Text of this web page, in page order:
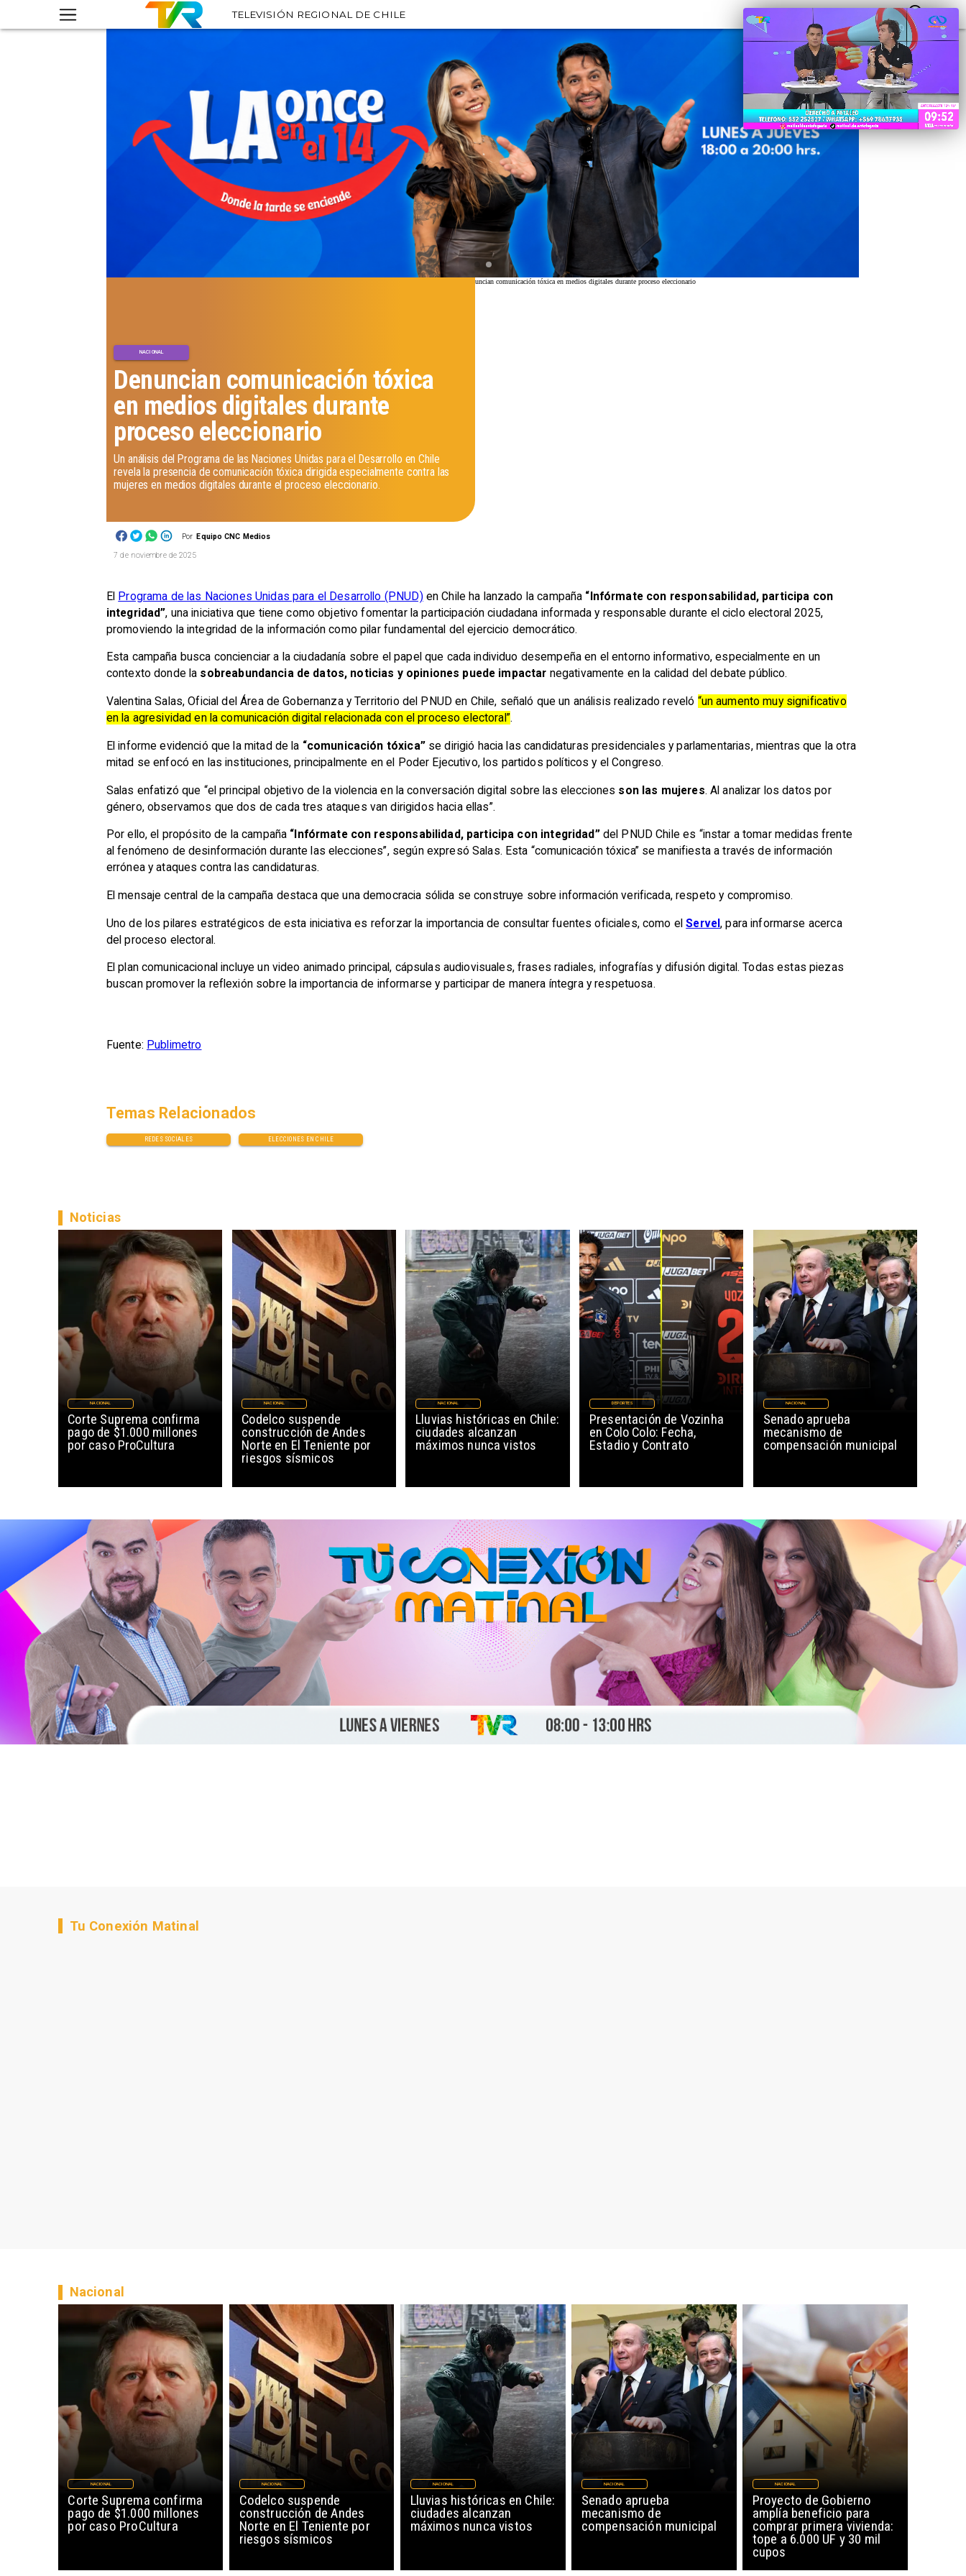
TELEVISIÓN REGIONAL DE CHILE
Por Equipo CNC Medios
Denuncian comunicación tóxica
en medios digitales durante
proceso eleccionario
NACIONAL
Un análisis del Programa de las Naciones Unidas para el Desarrollo en Chile
revela la presencia de comunicación tóxica dirigida especialmente contra las
mujeres en medios digitales durante el proceso eleccionario.
7 de noviembre de 2025
El Programa de las Naciones Unidas para el Desarrollo (PNUD)en Chile ha lanzado la campaña “Infórmate con responsabilidad, participa con
integridad”, una iniciativa que tiene como objetivo fomentar la participación ciudadana informada y responsable durante el ciclo electoral 2025,
promoviendo la integridad de la información como pilar fundamental del ejercicio democrático.
Esta campaña busca concienciar a la ciudadanía sobre el papel que cada individuo desempeña en el entorno informativo, especialmente en un
contexto donde la sobreabundancia de datos, noticias y opiniones puede impactar negativamente en la calidad del debate público.
Valentina Salas, Oficial del Área de Gobernanza y Territorio del PNUD en Chile, señaló que un análisis realizado reveló “un aumento muy significativo
en la agresividad en la comunicación digital relacionada con el proceso electoral”.
El informe evidenció que la mitad de la “comunicación tóxica”se dirigió hacia las candidaturas presidenciales y parlamentarias, mientras que la otra
mitad se enfocó en las instituciones, principalmente en el Poder Ejecutivo, los partidos políticos y el Congreso.
Salas enfatizó que “el principal objetivo de la violencia en la conversación digital sobre las elecciones son las mujeres. Al analizar los datos por
género, observamos que dos de cada tres ataques van dirigidos hacia ellas”.
Por ello, el propósito de la campaña “Infórmate con responsabilidad, participa con integridad”del PNUD Chile es “instar a tomar medidas frente
al fenómeno de desinformación durante las elecciones”, según expresó Salas. Esta “comunicación tóxica” se manifiesta a través de información
errónea y ataques contra las candidaturas.
El mensaje central de la campaña destaca que una democracia sólida se construye sobre información verificada, respeto y compromiso.
Uno de los pilares estratégicos de esta iniciativa es reforzar la importancia de consultar fuentes oficiales, como elServel, para informarse acerca
del proceso electoral.
El plan comunicacional incluye un video animado principal, cápsulas audiovisuales, frases radiales, infografías y difusión digital. Todas estas piezas
buscan promover la reflexión sobre la importancia de informarse y participar de manera íntegra y respetuosa.
Fuente: Publimetro
REDES SOCIALES ELECCIONES EN CHILE
Temas Relacionados
Corte Suprema confirma
pago de $1.000 millones
por caso ProCultura
NACIONAL
Noticias
Codelco suspende
construcción de Andes
Norte en El Teniente por
riesgos sísmicos
NACIONAL
Lluvias históricas en Chile:
ciudades alcanzan
máximos nunca vistos
NACIONAL
Presentación de Vozinha
en Colo Colo: Fecha,
Estadio y Contrato
DEPORTES
Senado aprueba
mecanismo de
compensación municipal
NACIONAL
Tu Conexión Matinal
Corte Suprema confirma
pago de $1.000 millones
por caso ProCultura
NACIONAL
Codelco suspende
construcción de Andes
Norte en El Teniente por
riesgos sísmicos
NACIONAL
Lluvias históricas en Chile:
ciudades alcanzan
máximos nunca vistos
NACIONAL
Senado aprueba
mecanismo de
compensación municipal
NACIONAL
Proyecto de Gobierno
amplía beneficio para
comprar primera vivienda:
tope a 6.000 UF y 30 mil
cupos
NACIONAL
Nacional